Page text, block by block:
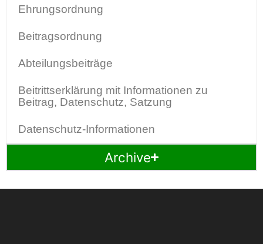
Ehrungsordnung
Beitragsordnung
Abteilungsbeiträge
Beitrittserklärung mit Informationen zu
Beitrag, Datenschutz, Satzung
Datenschutz-Informationen
Archive